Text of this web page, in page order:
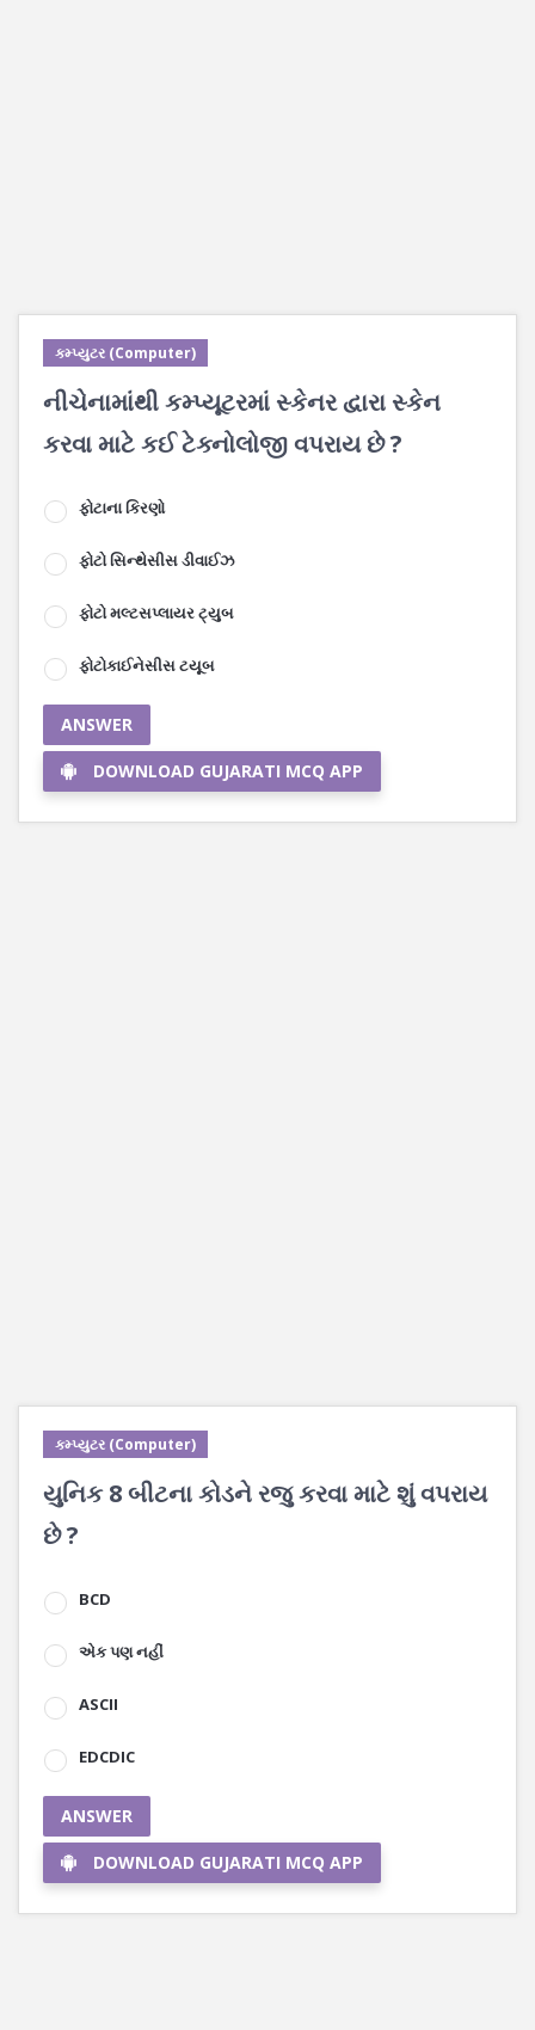
કમ્પ્યુટર (Computer)
નીચેનામાંથી કમ્પ્યૂટરમાં સ્કેનર દ્વારા સ્કેન
કરવા માટે કઈ ટેક્નોલોજી વપરાય છે ?
ફોટાના કિરણો
ફોટો સિન્થેસીસ ડીવાઈઝ
ફોટો મલ્ટસપ્લાયર ટ્યુબ
ફોટોકાઈનેસીસ ટયૂબ
ANSWER
DOWNLOAD GUJARATI MCQ APP
કમ્પ્યુટર (Computer)
યુનિક 8 બીટના કોડને રજુ કરવા માટે શું વપરાય
છે ?
BCD
એક પણ નહીં
ASCII
EDCDIC
ANSWER
DOWNLOAD GUJARATI MCQ APP